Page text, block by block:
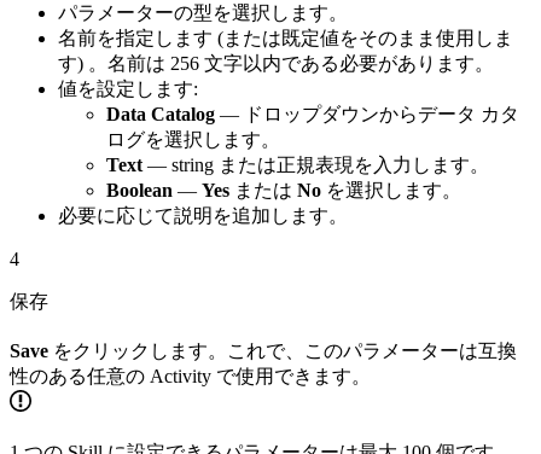
パラメーターの型を選択します。
名前を指定します (または既定値をそのまま使用しま
す) 。名前は 256 文字以内である必要があります。
値を設定します:
Data Catalog — ドロップダウンからデータ カタ
ログを選択します。
Text — string または正規表現を入力します。
Boolean — Yes または No を選択します。
必要に応じて説明を追加します。
4
保存
Save をクリックします。これで、このパラメーターは互換
性のある任意の Activity で使用できます。